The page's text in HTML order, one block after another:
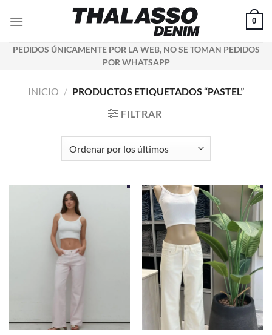
0
PEDIDOS ÚNICAMENTE POR LA WEB, NO SE TOMAN PEDIDOS
POR WHATSAPP
INICIO / PRODUCTOS ETIQUETADOS “PASTEL”
FILTRAR